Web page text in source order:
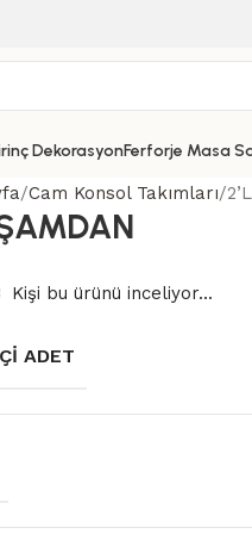
DekorasyonFerforje Masa
Cam Konsol Takımları
Kişi bu ürünü inceliyor...
ADET